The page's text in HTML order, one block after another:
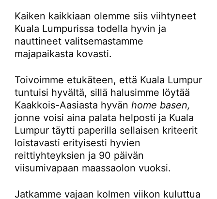
Kaiken kaikkiaan olemme siis viihtyneet
Kuala Lumpurissa todella hyvin ja
nauttineet valitsemastamme
majapaikasta kovasti.
Toivoimme etukäteen, että Kuala Lumpur
tuntuisi hyvältä, sillä halusimme löytää
Kaakkois-Aasiasta hyvän home basen,
jonne voisi aina palata helposti ja Kuala
Lumpur täytti paperilla sellaisen kriteerit
loistavasti erityisesti hyvien
reittiyhteyksien ja 90 päivän
viisumivapaan maassaolon vuoksi.
Jatkamme vajaan kolmen viikon kuluttua